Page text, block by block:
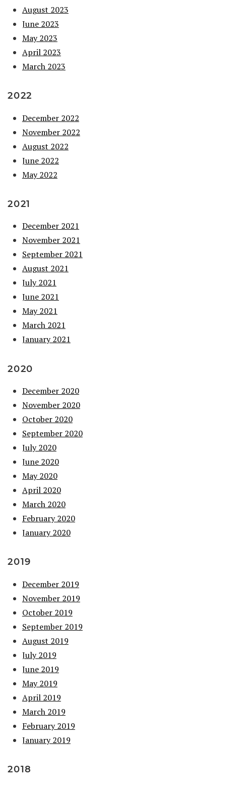
August 2023
June 2023
May 2023
April 2023
March 2023
2022
December 2022
November 2022
August 2022
June 2022
May 2022
2021
December 2021
November 2021
September 2021
August 2021
July 2021
June 2021
May 2021
March 2021
January 2021
2020
December 2020
November 2020
October 2020
September 2020
July 2020
June 2020
May 2020
April 2020
March 2020
February 2020
January 2020
2019
December 2019
November 2019
October 2019
September 2019
August 2019
July 2019
June 2019
May 2019
April 2019
March 2019
February 2019
January 2019
2018